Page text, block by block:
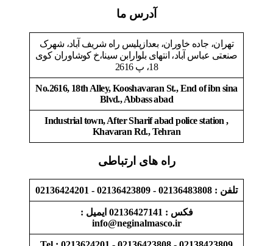
آدرس ما
تهران، جاده خاوران، بعدازپلیس راه شریف آباد، شهرک
صنعتی عباس آباد، انتهای بلوارابن سینا،خ کوشاوران کوی
18، پ 2616
No.2616, 18th Alley, Kooshavaran St., End of ibn sina
Blvd., Abbass abad
Industrial town, After Sharif abad police station ,
Khavaran Rd., Tehran
راه های ارتباطی
تلفن : 02136483808 - 02136423809 - 02136424201
فکس : 02136427141 ایمیل :
info@neginalmasco.ir